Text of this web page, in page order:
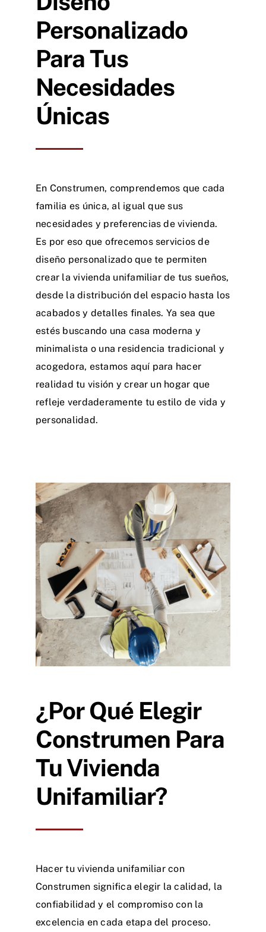
¿Por Qué Elegir
Construmen Para
Tu Vivienda
Unifamiliar?
Hacer tu vivienda unifamiliar con
Construmen significa elegir la calidad, la
confiabilidad y el compromiso con la
excelencia en cada etapa del proceso.
Personalizado
Para Tus
Necesidades
Únicas
En Construmen, comprendemos que cada
familia es única, al igual que sus
necesidades y preferencias de vivienda.
Es por eso que ofrecemos servicios de
diseño personalizado que te permiten
crear la vivienda unifamiliar de tus sueños,
desde la distribución del espacio hasta los
acabados y detalles finales. Ya sea que
estés buscando una casa moderna y
minimalista o una residencia tradicional y
acogedora, estamos aquí para hacer
realidad tu visión y crear un hogar que
refleje verdaderamente tu estilo de vida y
personalidad.